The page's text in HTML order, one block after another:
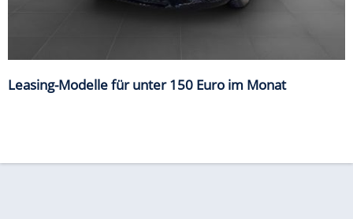
Leasing-Modelle für unter 150 Euro im Monat